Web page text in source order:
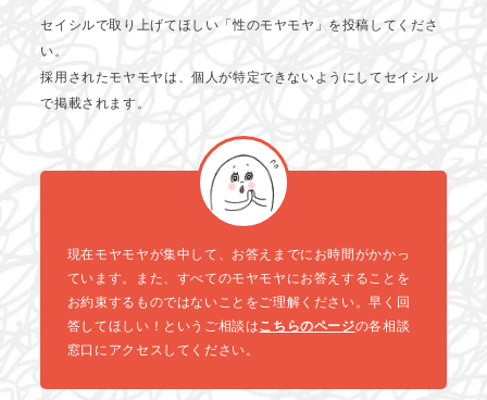
セイシルで取り上げてほしい「性のモヤモヤ」を投稿してくださ
い。
採用されたモヤモヤは、個人が特定できないようにしてセイシル
で掲載されます。
現在モヤモヤが集中して、お答えまでにお時間がかかっ
ています。また、すべてのモヤモヤにお答えすることを
お約束するものではないことをご理解ください。早く回
答してほしい！というご相談はこちらのページの各相談
窓口にアクセスしてください。